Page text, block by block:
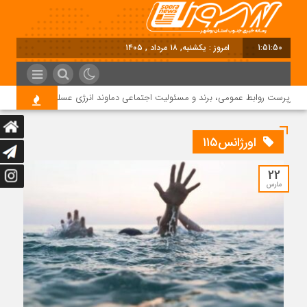
1:51:50 امروز : یکشنبه, ۱۸ مرداد , ۱۴۰۵
روابط عمومی، برند و مسئولیت اجتماعی دماوند انرژی عسلویه شد
اورژانس۱۱۵
22
مارس